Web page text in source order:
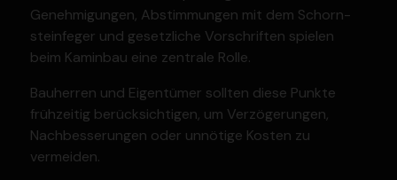
Geneh­mi­gungen, Abstim­mungen mit dem Schorn­
stein­feger und gesetz­liche Vorschriften spielen
beim Kaminbau eine zentrale Rolle.
Bauherren und Eigen­tümer sollten diese Punkte
frühzeitig berück­sich­tigen, um Verzö­ge­rungen,
Nachbes­se­rungen oder unnötige Kosten zu
vermeiden.